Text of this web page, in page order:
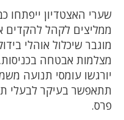
ממליצים לקהל להקדים
מוגבר שיכלול אוהלי
מצלמות אבטחה
יורגשו עומסי תנועה
תתאפשר בעיקר לבעלי
פרס.